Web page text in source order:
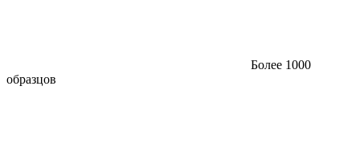
Более 1000
образцов